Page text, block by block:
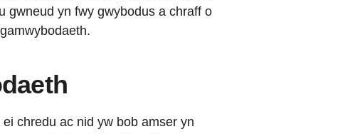
gwneud yn fwy gwybodus a chraff o
chredu ac nid yw bob amser yn